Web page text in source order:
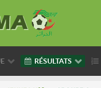
RÉSULTATS